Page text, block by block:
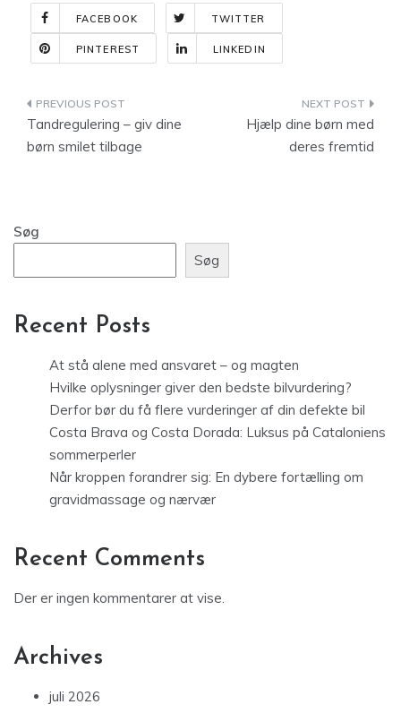
FACEBOOK TWITTER
PINTEREST LINKEDIN
Indlægsnavigation
Tandregulering – giv dine
børn smilet tilbage
Hjælp dine børn med
deres fremtid
Søg
Søg
Recent Posts
At stå alene med ansvaret – og magten
Hvilke oplysninger giver den bedste bilvurdering?
Derfor bør du få flere vurderinger af din defekte bil
Costa Brava og Costa Dorada: Luksus på Cataloniens
sommerperler
Når kroppen forandrer sig: En dybere fortælling om
gravidmassage og nærvær
Recent Comments
Der er ingen kommentarer at vise.
Archives
juli 2026